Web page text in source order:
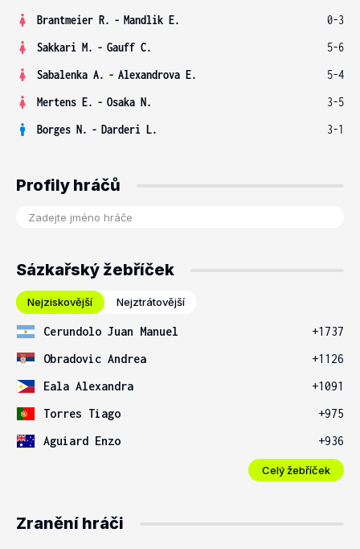
Brantmeier R. - Mandlik E.
0-3
Sakkari M. - Gauff C.
5-6
Sabalenka A. - Alexandrova E.
5-4
Mertens E. - Osaka N.
3-5
Borges N. - Darderi L. 3-1
Profily hráčů
Sázkařský žebříček
Nejziskovější Nejztrátovější
Cerundolo Juan Manuel
+1737
Obradovic Andrea
+1126
Eala Alexandra
+1091
Torres Tiago
+975
Aguiard Enzo
+936
Celý žebříček
Zranění hráči